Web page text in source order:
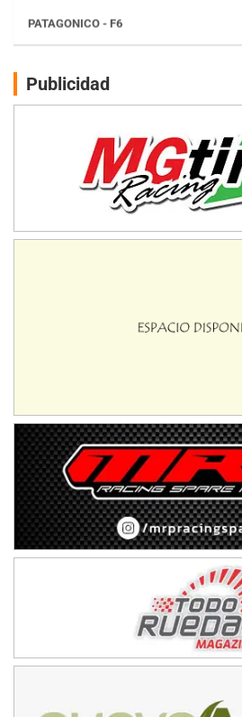
Juventud Unida (Tierra)
NORESTE SANTAFESINO - F6
Ciudad de Avellaneda (Asfalto)
SUR SANTAFESINO - F4
José Samuel Sánchez (Tierra)
Rufino (Santa Fe)
TUCUMANO - F5
Juan Navarro (Asfalto)
IAME SERIES ARGENTINA 6
Ciudad de Trenque Lauquen (Asfalto)
Trenque Lauquen (Buenos Aires)
ENTRERRIANO - F6 (POSTERGADA)
Parque de la Velocidad (Asfalto)
Villaguay (Entre Ríos)
VICTORIENSE - F7
El Cerro (Tierra)
Moto Club Reginense (Tierra)
Gral. E. Godoy (Río Negro)
Publicidad